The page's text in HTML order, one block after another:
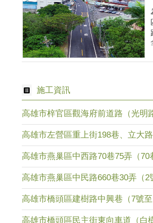
施工資訊
高雄市梓官區觀海府前道路（光明
高雄市左營區重上街198巷、立大
高雄市燕巢區中西路70巷75弄（
高雄市燕巢區中民路660巷30弄（
高雄市橋頭區建樹路中興巷（7號
高雄市橋頭區民主街東向車道（白